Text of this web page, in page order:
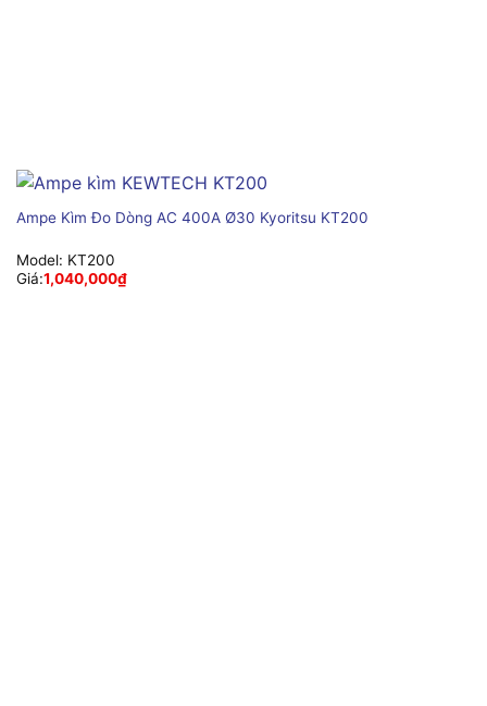
Ampe Kìm Đo Dòng AC 400A Ø30 Kyoritsu KT200
Model: KT200
Giá:1,040,000₫